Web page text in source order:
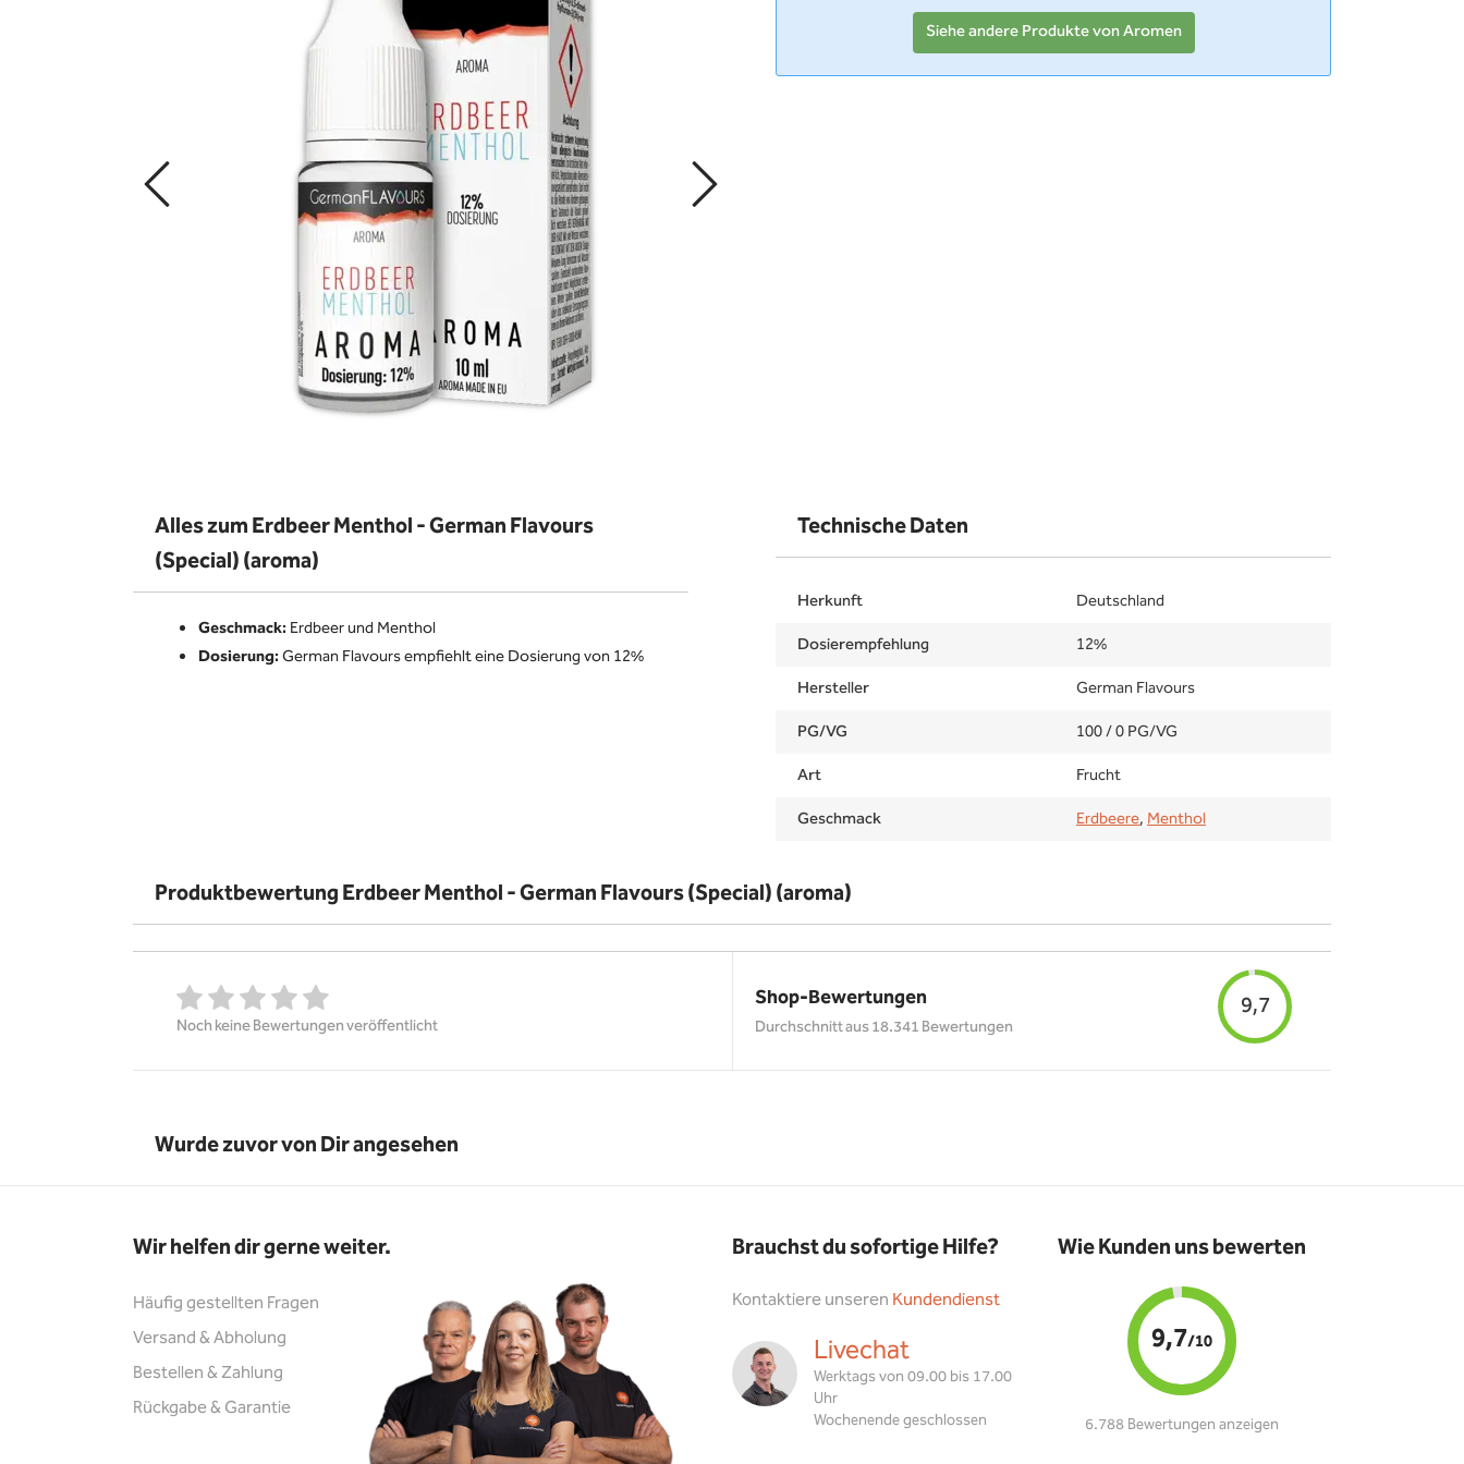
Siehe andere Produkte von Aromen
Alles zum Erdbeer Menthol - German Flavours
(Special) (aroma)
Geschmack: Erdbeer und Menthol
Dosierung:German Flavours empfiehlt eine Dosierung von 12%
Technische Daten
Herkunft
Deutschland
Dosierempfehlung
12%
Hersteller
German Flavours
PG/VG
100 / 0 PG/VG
Art
Frucht
Geschmack
Erdbeere,Menthol
Produktbewertung Erdbeer Menthol - German Flavours (Special) (aroma)
Noch keine Bewertungen veröffentlicht
Shop-Bewertungen
Durchschnitt aus 18.341 Bewertungen
9,7
Wurde zuvor von Dir angesehen
Wir helfen dir gerne weiter.
Häufig gestellten Fragen
Versand & Abholung
Bestellen & Zahlung
Rückgabe & Garantie
Brauchst du sofortige Hilfe?
Kontaktiere unseren Kundendienst
Livechat
Werktags von 09.00 bis 17.00
Uhr
Wochenende geschlossen
Wie Kunden uns bewerten
9,7/10
6.788 Bewertungen anzeigen